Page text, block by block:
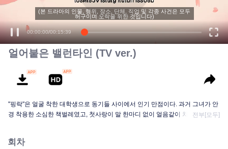
00:00:00/00:15:39
(본 드라마의 인물, 행위, 장소, 단체, 직업 및 각종 사건은 모두
허구이며 오락을 위한 것입니다)
얼어붙은 밸런타인 (TV ver.)
"핑락"은 얼굴 착한 대학생으로 동기들 사이에서 인기 만점이다. 과거 그녀가 안
경 착용한 소심한 책벌레였고, 첫사랑이 말 한마디 없이 얼음같이 차가운 터줏
배가 이 예쁜 얼굴의 후배가, 예전에 자길 졸졸 따라다니던 그 안경 소녀와 같은
전부[모두]
회차